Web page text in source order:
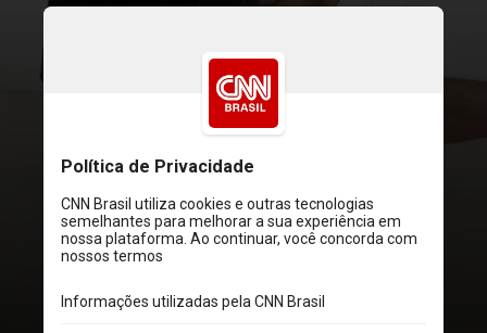
Para entender melhor, imagine um
agachamento: a fase da descida é a
excêntrica, pois os músculos estão
se alongando; já a fase da subida é a
concêntrica, pois os músculos estão
se contraindo